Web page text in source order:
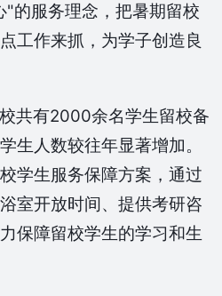
的服务理念，把暑期留校
工作来抓，为学子创造良
共有2000余名学生留校备
生人数较往年显著增加。
学生服务保障方案，通过
室开放时间、提供考研咨
保障留校学生的学习和生